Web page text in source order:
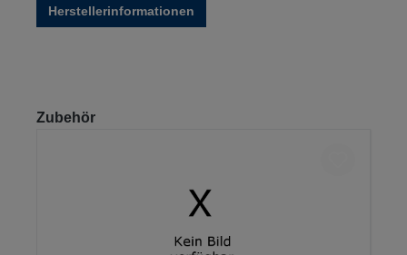
Herstellerinformationen
Produktgalerie überspringen
Zubehör